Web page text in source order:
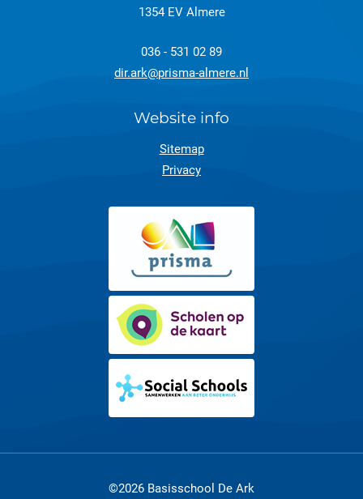
1354 EV Almere
036 - 531 02 89
dir.ark@prisma-almere.nl
Website info
Sitemap
Privacy
©2026 Basisschool De Ark